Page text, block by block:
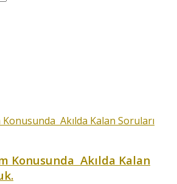
Konusunda Akılda Kalan